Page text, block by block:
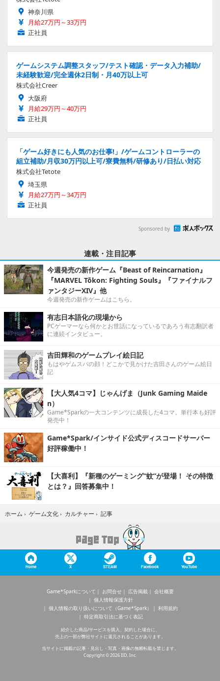
神奈川県
月給27万円～33万円
正社員
ゲームシステム調整スタッフ/テスト確認・データ入力補助/
未経験歓迎/完全週休2日制・月40万以上可
株式会社Creer
大阪府
月給29万円～40万円
正社員
「ゲーム好きにも人気のお仕事!」/ゲームコントローラーの
組立補助/月収30万円以上可/寮費無料/研修あり/日払い対応
株式会社Tetote
埼玉県
月給27万円～34万円
正社員
Sponsored by
連載・注目記事
今週発売の新作ゲーム『Beast of Reincarnation』
『MARVEL Tōkon: Fighting Souls』『ファイナルフ
ァンタジーXIV』他
今週発売の新作ゲームはこちら。
有志日本語化の現場から
PCゲーマーなら何かとお世話になっているであろう有志翻訳者
に連続インタビュー。
吉田輝和のゲームプレイ絵日記
もはやゲムスパの顔！どこかで見かけた吉田さんのゲーム絵日
記
【大人気4コマ】じゃんげま（Junk Gaming Maide
n）
Game*Sparkの一大コンテンツに成長した4コマ。単行本も好評
発売中！
Game*Spark/インサイド公式ディスコードサーバー
好評稼働中！
【大喜利】『新種のゲーミング“蚊”が登場！ その特徴
とは？』回答募集中！
ホーム › ゲーム文化 › カルチャー › 記事
Home X STEAM Facebook YouTube
Game*Sparkについて お問合せ 広告掲載
会社概要
個人情報保護方針
個人情報の取り扱いについて（Game*Spark）
利用規約
特定商取引法に基づく表記
紹介した商品/サービスを購入、契約した場合に、
売上の一部が弊社サイトに還元されることがあります。
当サイトに掲載の記事・見出し・写真・画像の無断転載を禁じます。
Copyright © 2026 IID, Inc.